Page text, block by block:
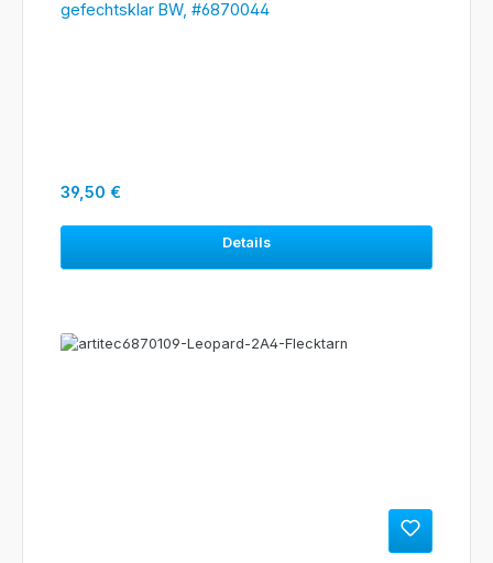
gefechtsklar BW, #6870044
Regulärer Preis:
39,50 €
Details